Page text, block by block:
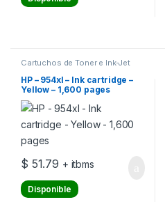
Cartuchos de Toner e Ink-Jet
HP – 954xl – Ink cartridge –
Yellow – 1,600 pages
$ 51.79 + itbms
Disponible